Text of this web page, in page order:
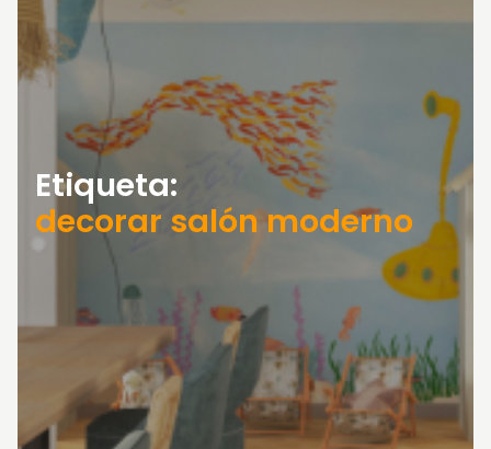
Etiqueta:
decorar salón moderno